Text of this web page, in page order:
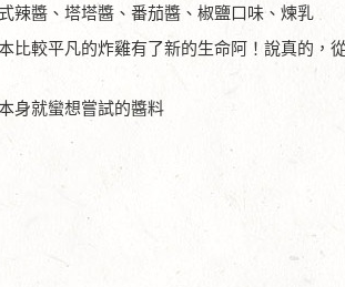
辣醬、塔塔醬、番茄醬、椒鹽口味、煉乳
比較平凡的炸雞有了新的生命阿！說真的，
身就蠻想嘗試的醬料